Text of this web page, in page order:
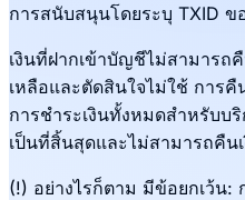
การสนับสนุนโดยระบุ TXID ข
เงินที่ฝากเข้าบัญชีไม่สามารถ
เหลือและตัดสินใจไม่ใช้ การ
การชำระเงินทั้งหมดสำหรับบ
เป็นที่สิ้นสุดและไม่สามารถคืน
(!) อย่างไรก็ตาม มีข้อยกเว้น: